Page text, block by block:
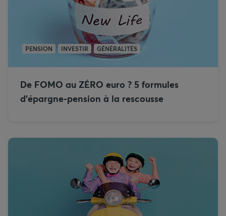
PENSION INVESTIR GÉNÉRALITÉS
De FOMO au ZÉRO euro ? 5 formules
d’épargne-pension à la rescousse